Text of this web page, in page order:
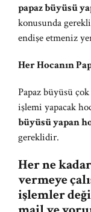
papaz büyüsü
konusunda
endişe etmeniz
Her Hocanın
Papaz büyüsü
işlemi yapacak
büyüsü yapan
gereklidir.
Her ne
vermeye
işlemler